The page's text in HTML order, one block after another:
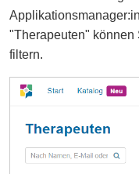
"Therapeuten"
filtern.